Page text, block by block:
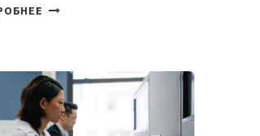
КОТОРЫЕ
РАЗВИВАЮТ
ТЕХНОЛОГИЧЕСКОЕ